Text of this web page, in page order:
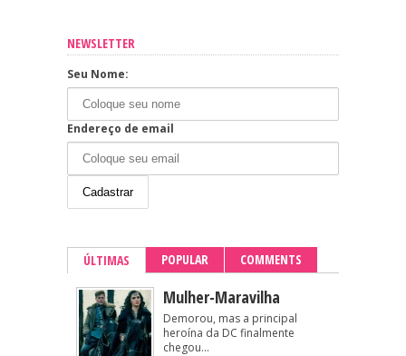
NEWSLETTER
Seu Nome:
Endereço de email
ÚLTIMAS POPULAR COMMENTS
Mulher-Maravilha
Demorou, mas a principal
heroína da DC finalmente
chegou...